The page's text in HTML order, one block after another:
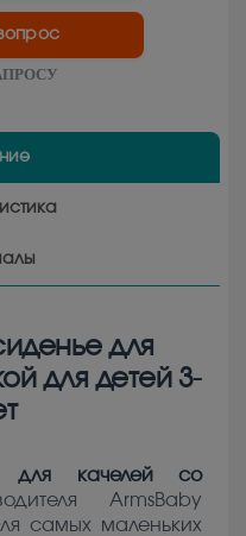
для
для детей 3-
для качелей со
ArmsBaby
самых маленьких